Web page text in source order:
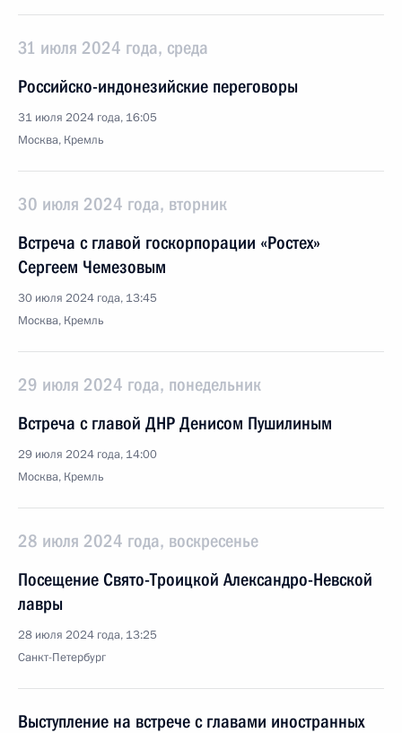
31 июля 2024 года, среда
Российско-индонезийские переговоры
31 июля 2024 года, 16:05
Москва, Кремль
30 июля 2024 года, вторник
Встреча с главой госкорпорации «Ростех»
Сергеем Чемезовым
30 июля 2024 года, 13:45
Москва, Кремль
29 июля 2024 года, понедельник
Встреча с главой ДНР Денисом Пушилиным
29 июля 2024 года, 14:00
Москва, Кремль
28 июля 2024 года, воскресенье
Посещение Свято-Троицкой Александро-Невской
лавры
28 июля 2024 года, 13:25
Санкт-Петербург
Выступление на встрече с главами иностранных